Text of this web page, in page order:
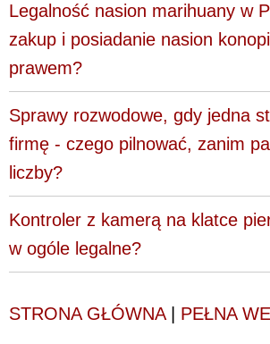
Legalność nasion marihuany w
zakup i posiadanie nasion
prawem?
Sprawy rozwodowe, gdy jedna
firmę - czego pilnować, zanim
liczby?
Kontroler z kamerą na klatce
w ogóle legalne?
STRONA GŁÓWNA| PEŁNA